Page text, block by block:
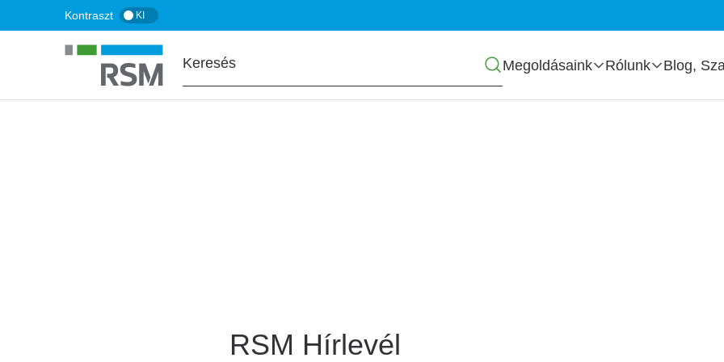
a
tartalomra
Kontraszt KI
Főmenü
Megoldásaink Rólunk Blog,
RSM Hírlevél